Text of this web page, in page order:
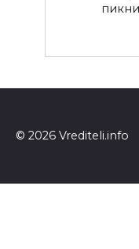
© 2026 Vrediteli.info